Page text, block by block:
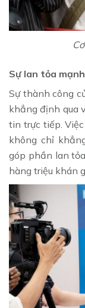
Sự lan tỏa
Sự thành công
khẳng định qua
tin trực tiếp.
không chỉ
góp phần lan
hàng triệu khán